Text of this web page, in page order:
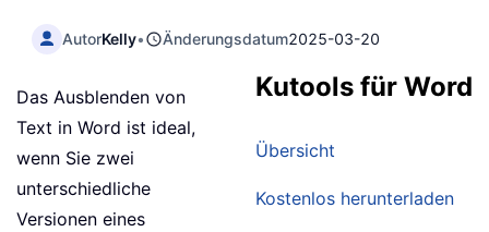
AutorKelly• Änderungsdatum2025-03-20
Kutools für Word
Übersicht
Kostenlos herunterladen
Das Ausblenden von
Text in Word ist ideal,
wenn Sie zwei
unterschiedliche
Versionen eines